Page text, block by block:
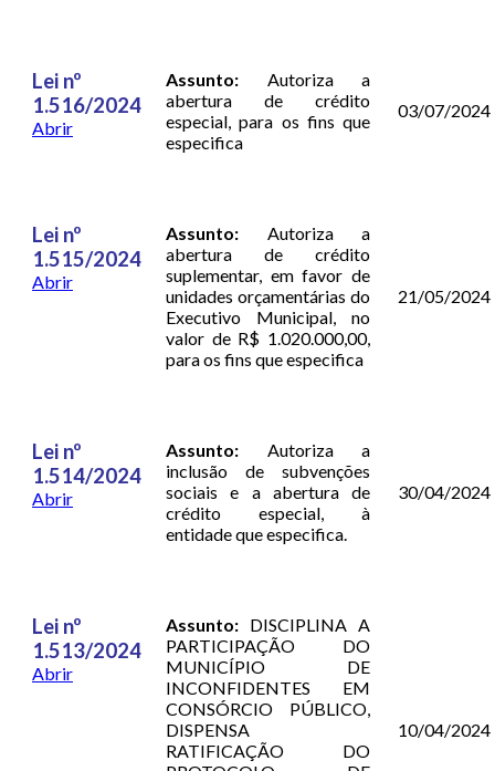
Lei nº
1.516/2024
Abrir
Assunto: Autoriza a
abertura de crédito
especial, para os fins que
especifica
03/07/2024
Lei nº
1.515/2024
Abrir
Assunto: Autoriza a
abertura de crédito
suplementar, em favor de
unidades orçamentárias do
Executivo Municipal, no
valor de R$ 1.020.000,00,
para os fins que especifica
21/05/2024
Lei nº
1.514/2024
Abrir
Assunto: Autoriza a
inclusão de subvenções
sociais e a abertura de
crédito especial, à
entidade que especifica.
30/04/2024
Lei nº
1.513/2024
Abrir
Assunto: DISCIPLINA A
PARTICIPAÇÃO DO
MUNICÍPIO DE
INCONFIDENTES EM
CONSÓRCIO PÚBLICO,
DISPENSA
RATIFICAÇÃO DO
10/04/2024